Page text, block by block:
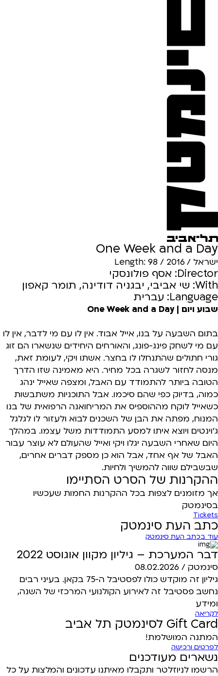
One Week and a Day
ישראל / 2016 / Length: 98
Director: אסף פולונסקי
With: שי אביבי, יבגניה דודינה, תומר קאפון
Language: עברית
שבוע ויום | One Week and a Day
בתום השבעה על בנו, אייל אבוד. אין לו עם מי לדבר, אין לו
עם מי לשחק פינג-פונג, והאורחים היחידים שנשארו הם זוג
גורי חתולים שהתנחלו לו בחצר. אשתו ויקי, לעומת זאת,
מנסה לחזור לשגרה בכל מחיר. היא מאמינה שזו הדרך
הטובה ביותר להתמודד עם האבל, ומצפה שאייל ינהג
כמוה, בדיוק כפי שהם סיכמו. אבל התוכניות משתבשות
כשאייל לוקח מההוספיס את המריחואנה הרפואית של בנו
המנוח, מפתה את הבן של השכנים לבוא ולעזור לו לגלגל
ג'וינטים ויוצא איתו למסע התמודדות משל עצמו. במהלך
היום שאחרי השבעה יגלו ויקי ואייל שהעולם לא עוצר עבור
האבל של אף אחד, אבל הוא כן מספק דברים אחרים,
שבשבילם שווה להמשיך ולחיות.
ההקרנות של הסרט הסתיימו
אך מזומנים לצפות בכל ההקרנות החמות שעכשיו
בסינמטק
Tickets
כתב העת סינמטק
עוד בכתב העת סינמטק
דבר המערכת – גיליון מקוון אוגוסט 2022
סינמטק / 08.02.2026
גיליון זה מוקדש כולו לפסטיבל ה-75 בקאן. בעיני רבים
נחשב פסטיבל זה לאירוע הקולנועי המרכזי של השנה,
ומידע
לקריאה
Gift Card לסינמטק תל אביב
המתנה המושלמת!
לפרטים ורכישה
נשארים מעודכנים
הרשמו לניוזלטר ותקבלו מאיתנו עדכונים והמלצות על כל